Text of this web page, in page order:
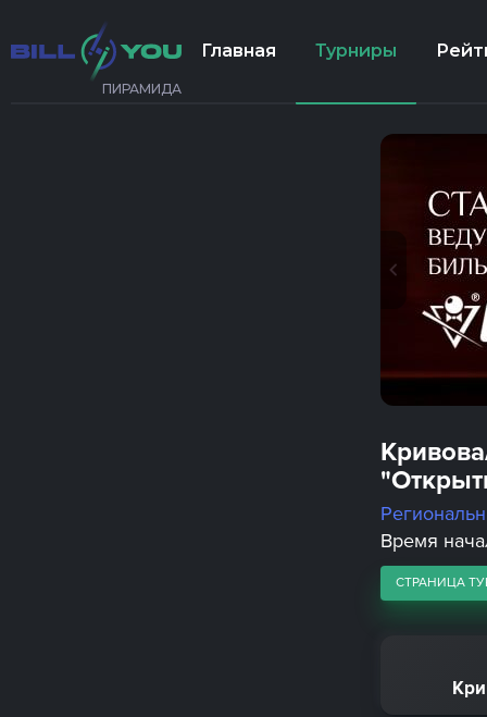
ПИРАМИДА
Главная Турниры
Время
СТРАНИЦА